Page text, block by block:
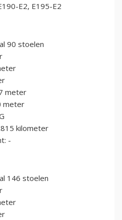
E2, E195-E2
90 stoelen
meter
meter
kilometer
-
146 stoelen